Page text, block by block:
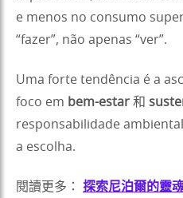
e menos no consumo
“fazer”, não apenas “ver”.
Uma forte tendência é a
foco em bem-estar 和
responsabilidade
a escolha.
閱讀更多： 探索尼泊爾的靈